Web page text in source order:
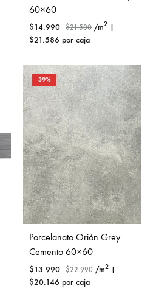
60×60
$14.990 $21.500 /m2 |
$21.586 por caja
39%
Porcelanato Orión Grey
Cemento 60×60
$13.990 $22.990 /m2 |
$20.146 por caja